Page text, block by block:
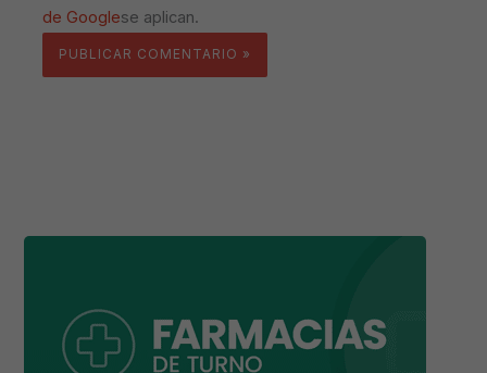
de Googlese aplican.